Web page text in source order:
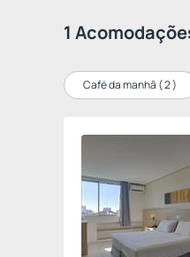
1
Café da manhã (2)